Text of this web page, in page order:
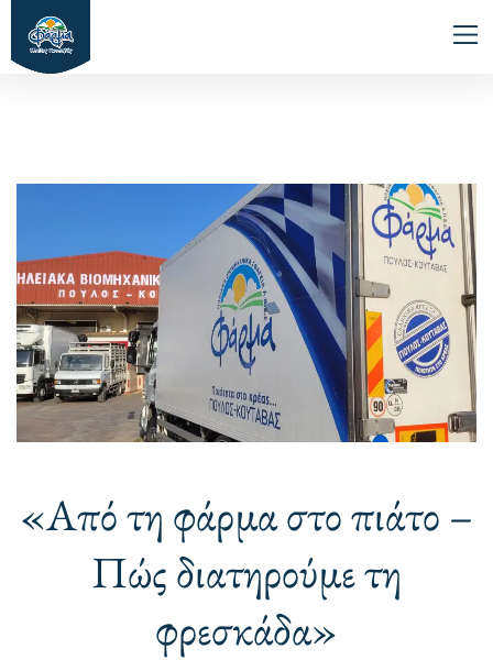
«Από τη φάρμα στο πιάτο –
Πώς διατηρούμε τη
φρεσκάδα»